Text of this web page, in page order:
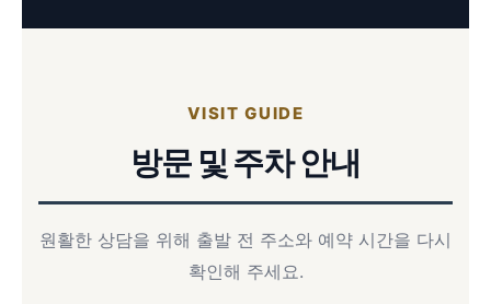
VISIT GUIDE
방문 및 주차 안내
원활한 상담을 위해 출발 전 주소와 예약 시간을 다시
확인해 주세요.